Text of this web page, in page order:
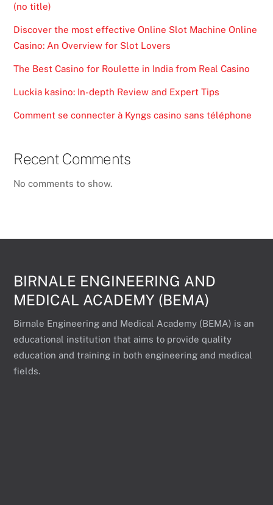
(no title)
Discover the most effective Online Slot Machine Online
Casino: An Overview for Slot Lovers
The Best Casino for Roulette in India from Real Casino
Luckia kasino: In-depth Review and Expert Tips
Comment se connecter à Kyngs casino sans téléphone
Recent Comments
No comments to show.
BIRNALE ENGINEERING AND
MEDICAL ACADEMY (BEMA)
Birnale Engineering and Medical Academy (BEMA) is an
educational institution that aims to provide quality
education and training in both engineering and medical
fields.